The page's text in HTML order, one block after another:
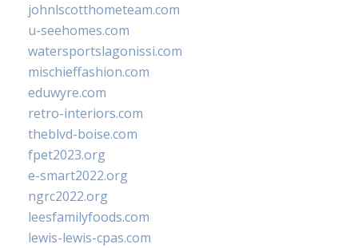
johnlscotthometeam.com
u-seehomes.com
watersportslagonissi.com
mischieffashion.com
eduwyre.com
retro-interiors.com
theblvd-boise.com
fpet2023.org
e-smart2022.org
ngrc2022.org
leesfamilyfoods.com
lewis-lewis-cpas.com